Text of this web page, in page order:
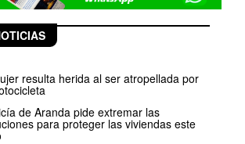
resulta herida al ser atropellada por
de Aranda pide extremar las
para proteger las viviendas este